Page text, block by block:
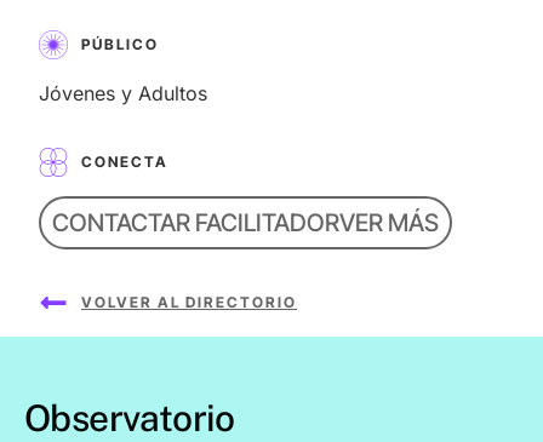
PÚBLICO
Jóvenes y Adultos
CONECTA
CONTACTAR FACILITADORVER MÁS
VOLVER AL DIRECTORIO
Observatorio